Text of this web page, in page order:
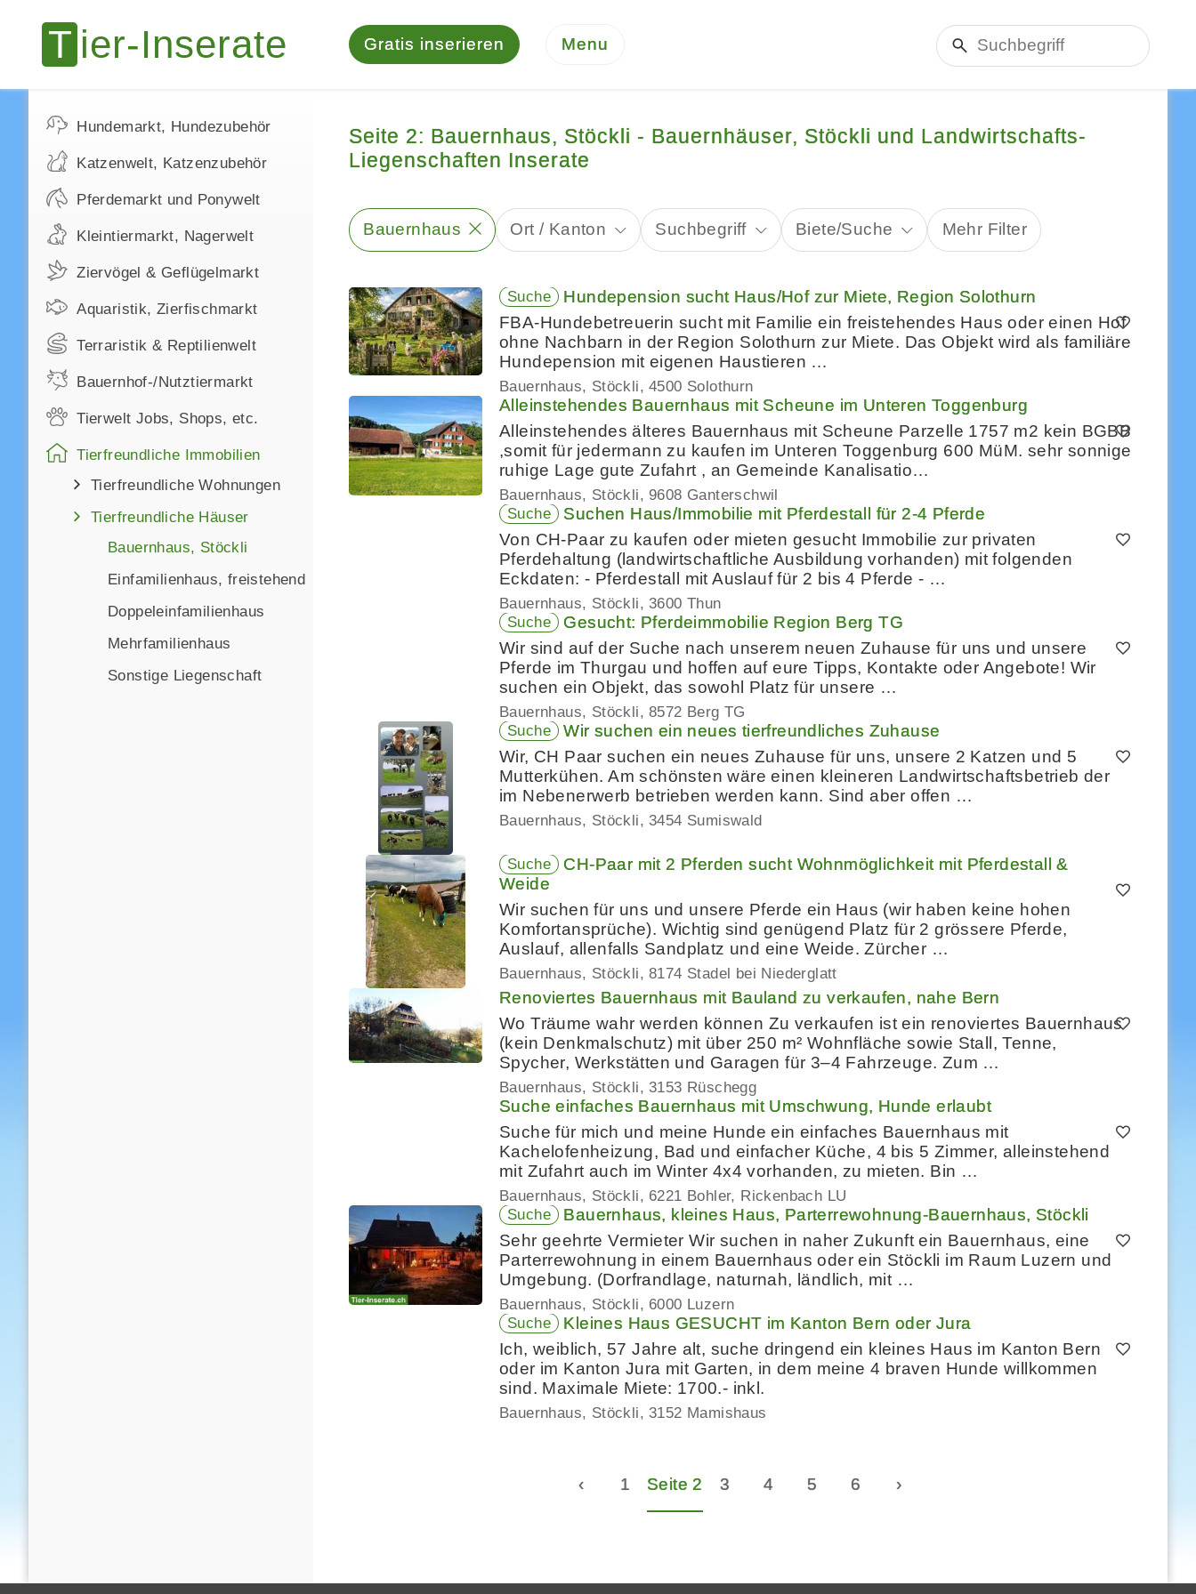
Gratis inserieren Menu
Hundemarkt, Hundezubehör
Katzenwelt, Katzenzubehör
Pferdemarkt und Ponywelt
Kleintiermarkt, Nagerwelt
Ziervögel & Geflügelmarkt
Aquaristik, Zierfischmarkt
Terraristik & Reptilienwelt
Bauernhof-/Nutztiermarkt
Tierwelt Jobs, Shops, etc.
Tierfreundliche Immobilien
Tierfreundliche Wohnungen
Tierfreundliche Häuser
Bauernhaus, Stöckli
Einfamilienhaus, freistehend
Doppeleinfamilienhaus
Mehrfamilienhaus
Sonstige Liegenschaft
Seite 2: Bauernhaus, Stöckli - Bauernhäuser, Stöckli und Landwirtschafts-
Liegenschaften Inserate
Bauernhaus Ort / Kanton Suchbegriff Biete/Suche Mehr Filter
Suche
Hundepension sucht Haus/Hof zur Miete, Region Solothurn
FBA-Hundebetreuerin sucht mit Familie ein freistehendes Haus oder einen Hof
ohne Nachbarn in der Region Solothurn zur Miete. Das Objekt wird als familiäre
Hundepension mit eigenen Haustieren …
Bauernhaus, Stöckli 4500 Solothurn
Alleinstehendes Bauernhaus mit Scheune im Unteren Toggenburg
Alleinstehendes älteres Bauernhaus mit Scheune Parzelle 1757 m2 kein BGBB
,somit für jedermann zu kaufen im Unteren Toggenburg 600 MüM. sehr sonnige
ruhige Lage gute Zufahrt , an Gemeinde Kanalisatio…
Bauernhaus, Stöckli
9608 Ganterschwil
Suche
Suchen Haus/Immobilie mit Pferdestall für 2-4 Pferde
Von CH-Paar zu kaufen oder mieten gesucht Immobilie zur privaten
Pferdehaltung (landwirtschaftliche Ausbildung vorhanden) mit folgenden
Eckdaten: - Pferdestall mit Auslauf für 2 bis 4 Pferde - …
Bauernhaus, Stöckli
3600 Thun
Suche
Gesucht: Pferdeimmobilie Region Berg TG
Wir sind auf der Suche nach unserem neuen Zuhause für uns und unsere
Pferde im Thurgau und hoffen auf eure Tipps, Kontakte oder Angebote! ​Wir
suchen ein Objekt, das sowohl Platz für unsere …
Bauernhaus, Stöckli
8572 Berg TG
Suche
Wir suchen ein neues tierfreundliches Zuhause
Wir, CH Paar suchen ein neues Zuhause für uns, unsere 2 Katzen und 5
Mutterkühen. Am schönsten wäre einen kleineren Landwirtschaftsbetrieb der
im Nebenerwerb betrieben werden kann. Sind aber offen …
Bauernhaus, Stöckli 3454 Sumiswald
Suche
CH-Paar mit 2 Pferden sucht Wohnmöglichkeit mit Pferdestall &
Weide
Wir suchen für uns und unsere Pferde ein Haus (wir haben keine hohen
Komfortansprüche). Wichtig sind genügend Platz für 2 grössere Pferde,
Auslauf, allenfalls Sandplatz und eine Weide. Zürcher …
Bauernhaus, Stöckli 8174 Stadel bei Niederglatt
Renoviertes Bauernhaus mit Bauland zu verkaufen, nahe Bern
Wo Träume wahr werden können Zu verkaufen ist ein renoviertes Bauernhaus
(kein Denkmalschutz) mit über 250 m² Wohnfläche sowie Stall, Tenne,
Spycher, Werkstätten und Garagen für 3–4 Fahrzeuge. Zum …
Bauernhaus, Stöckli 3153 Rüschegg
Suche einfaches Bauernhaus mit Umschwung, Hunde erlaubt
Suche für mich und meine Hunde ein einfaches Bauernhaus mit
Kachelofenheizung, Bad und einfacher Küche, 4 bis 5 Zimmer, alleinstehend
mit Zufahrt auch im Winter 4x4 vorhanden, zu mieten. Bin …
Bauernhaus, Stöckli
6221 Bohler, Rickenbach LU
Suche
Bauernhaus, kleines Haus, Parterrewohnung-Bauernhaus, Stöckli
Sehr geehrte Vermieter Wir suchen in naher Zukunft ein Bauernhaus, eine
Parterrewohnung in einem Bauernhaus oder ein Stöckli im Raum Luzern und
Umgebung. (Dorfrandlage, naturnah, ländlich, mit …
Bauernhaus, Stöckli
6000 Luzern
Suche
Kleines Haus GESUCHT im Kanton Bern oder Jura
Ich, weiblich, 57 Jahre alt, suche dringend ein kleines Haus im Kanton Bern
oder im Kanton Jura mit Garten, in dem meine 4 braven Hunde willkommen
sind. Maximale Miete: 1700.- inkl.
Bauernhaus, Stöckli 3152 Mamishaus
‹ 1 Seite 2 3 4 5 6 ›